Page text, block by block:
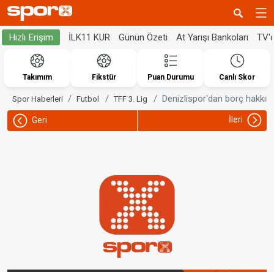
Hızlı Erişim İLK11 KUR Günün Özeti At Yarışı Bankoları
Takımım Fikstür Puan Durumu Canlı Skor
Spor Haberleri Futbol TFF 3. Lig Denizlispor'dan borç
Geri İleri